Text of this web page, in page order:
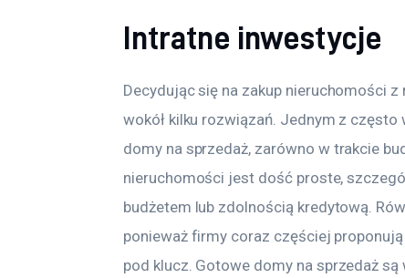
Intratne inwestycje
Decydując się na zakup nieruchomości
wokół kilku rozwiązań. Jednym z
domy na sprzedaż, zarówno w trakcie
nieruchomości jest dość proste,
budżetem lub zdolnością kredytową.
ponieważ firmy coraz częściej
pod klucz. Gotowe domy na sprzedaż